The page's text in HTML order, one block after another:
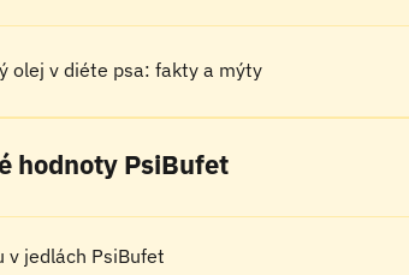
olej v diéte psa: fakty a mýty
hodnoty PsiBufet
v jedlách PsiBufet